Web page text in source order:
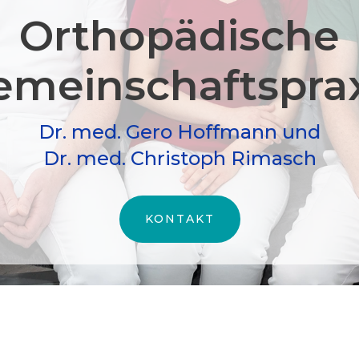
Orthopädische
Dr. med. Gero Hoffmann und
Dr. med. Christoph Rimasch
KONTAKT